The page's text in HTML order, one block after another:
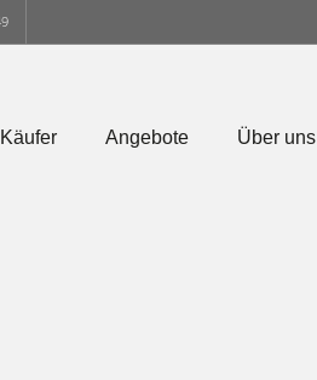
Käufer Angebote Über uns